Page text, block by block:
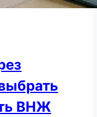
ВНЖ